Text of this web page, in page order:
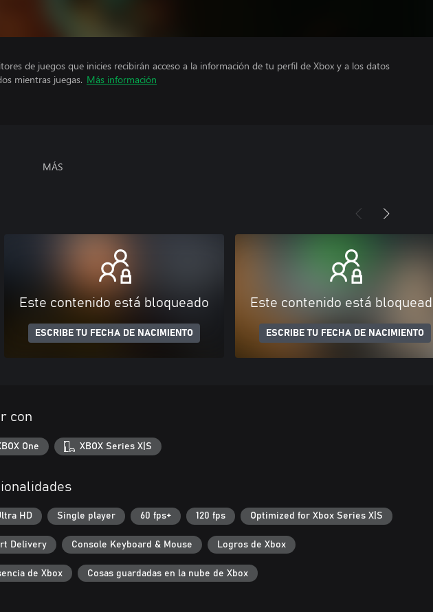
de juegos que inicies recibirán acceso a la información de tu perfil de Xbox y a los datos
mientras juegas. Más información
MÁS
Este contenido está bloqueado
ESCRIBE TU FECHA DE NACIMIENTO
Este contenido está
ESCRIBE TU FECHA DE NACIMIENTO
con
One XBOX Series X|S
HD Single player 60 fps+ 120 fps Optimized for Xbox Series X|S
Delivery Console Keyboard & Mouse Logros de Xbox
de Xbox Cosas guardadas en la nube de Xbox